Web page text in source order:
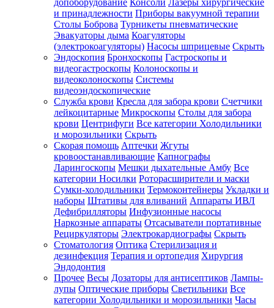
допоборудование Консоли Лазеры хирургические
и принадлежности Приборы вакуумной терапии
Столы Боброва Турникеты пневматические
Эвакуаторы дыма Коагуляторы
(электрокоагуляторы) Насосы шприцевые Скрыть
Эндоскопия Бронхоскопы Гастроскопы и
видеогастроскопы Колоноскопы и
видеоколоноскопы Системы
видеоэндоскопические
Служба крови Кресла для забора крови Счетчики
лейкоцитарные Микроскопы Столы для забора
крови Центрифуги Все категории Холодильники
и морозильники Скрыть
Скорая помощь Аптечки Жгуты
кровоостанавливающие Капнографы
Ларингоскопы Мешки дыхательные Амбу Все
категории Носилки Роторасширители и маски
Сумки-холодильники Термоконтейнеры Укладки и
наборы Штативы для вливаний Аппараты ИВЛ
Дефибрилляторы Инфузионные насосы
Наркозные аппараты Отсасыватели портативные
Рециркуляторы Электрокардиографы Скрыть
Стоматология Оптика Стерилизация и
дезинфекция Терапия и ортопедия Хирургия
Эндодонтия
Прочее Весы Дозаторы для антисептиков Лампы-
лупы Оптические приборы Светильники Все
категории Холодильники и морозильники Часы